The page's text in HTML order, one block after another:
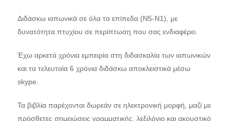
Διδάσκω ιαπωνικά σε όλα τα επίπεδα (Ν5-Ν1), με
δυνατότητα πτυχίου σε περίπτωση που σας ενδιαφέρει.
Έχω αρκετά χρόνια εμπειρία στη διδασκαλία των ιαπωνικών
και τα τελευταία 6 χρόνια διδάσκω αποκλειστικά μέσω
skype.
Τα βιβλία παρέχονται δωρεάν σε ηλεκτρονική μορφή, μαζί με
πρόσθετες σημειώσεις γραμματικής, λεξιλόγιο και ακουστικό